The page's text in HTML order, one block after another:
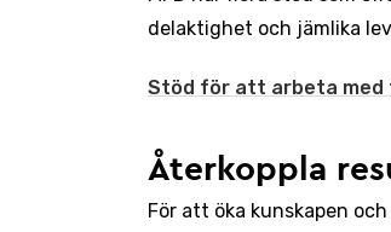
delaktighet och jämlika
Stöd för att arbeta med
Återkoppla
För att öka kunskapen